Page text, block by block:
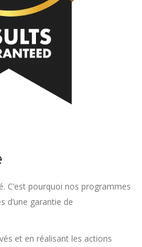
C’est pourquoi nos programmes
d’une garantie de
et en réalisant les actions